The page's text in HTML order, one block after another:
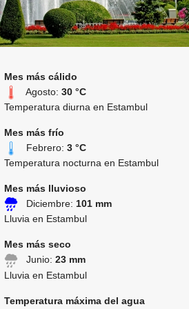
Mes más cálido
Agosto: 30 °C
Temperatura diurna en Estambul
Mes más frío
Febrero: 3 °C
Temperatura nocturna en Estambul
Mes más lluvioso
Diciembre: 101 mm
Lluvia en Estambul
Mes más seco
Junio: 23 mm
Lluvia en Estambul
Temperatura máxima del agua